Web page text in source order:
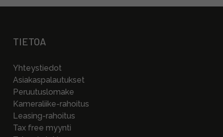
TIETOA
Yhteystiedot
Asiakaspalautukset
Peruutuslomake
Kameraliike-rahoitus
Leasing-rahoitus
Tax free myynti